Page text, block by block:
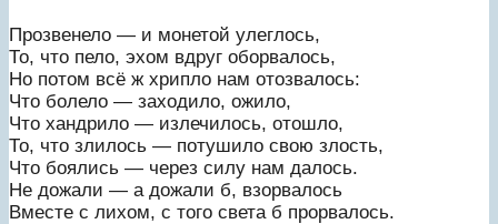
Прозвенело — и монетой улеглось,
То, что пело, эхом вдруг оборвалось,
Но потом всё ж хрипло нам отозвалось:
Что болело — заходило, ожило,
Что хандрило — излечилось, отошло,
То, что злилось — потушило свою злость,
Что боялись — через силу нам далось.
Не дожали — а дожали б, взорвалось
Вместе с лихом, с того света б прорвалось.